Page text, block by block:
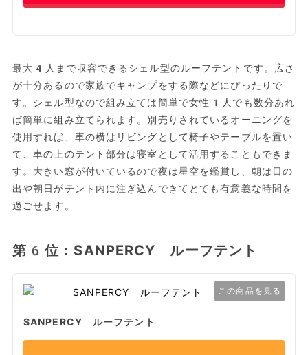
最大4人まで収容できるシェル型のルーフテントです。広さ
が十分あるので家族でキャンプをする際などにぴったりで
す。シェル型なので組み立ては簡単で女性1人でも数分あれ
ば簡単に組み立てられます。別売りされているオーニングを
使用すれば、車の横はリビングとして椅子やテーブルを置い
て、車の上のテント部分は寝室として活用することもできま
す。大きい窓が付いているので夜は星空を鑑賞し、朝は日の
出や朝日がテント内に注ぎ込んできてとても有意義な時間を
過ごせます。
第6位：SANPERCY ルーフテント
この商品を見る
SANPERCY ルーフテント